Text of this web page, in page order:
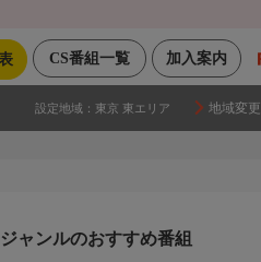
加入案内
CS番組一覧
設定地域： 東京 東エリア 地域変更
ャンルのおすすめ番組